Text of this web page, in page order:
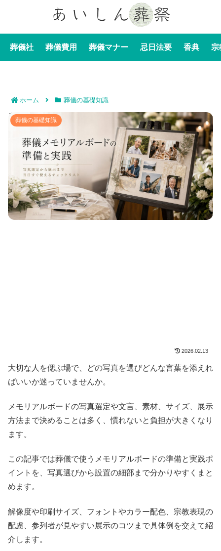
葬儀社 葬儀費用 葬儀マナー 忌日法要 香典 宗
ホーム 葬儀の基礎知識
葬儀メモリアルボードの準備と実践｜写真選定から展示
まで当日すぐ使えるチェックリスト
葬儀の基礎知識
2026.02.13
大切な人を偲ぶ場で、どの写真を選びどんな言葉を添えれ
ばいいか迷っていませんか。
メモリアルボードの写真選定や文言、素材、サイズ、展示
方法まで決めることは多く、慣れないと負担が大きくなり
ます。
この記事では葬儀で使うメモリアルボードの準備と実践ポ
イントを、写真選びから設置の細部まで分かりやすくまと
めます。
解像度や印刷サイズ、フォントやカラー配色、宗教表現の
配慮、参列者が見やすい展示のコツまで具体例を交えて紹
介します。